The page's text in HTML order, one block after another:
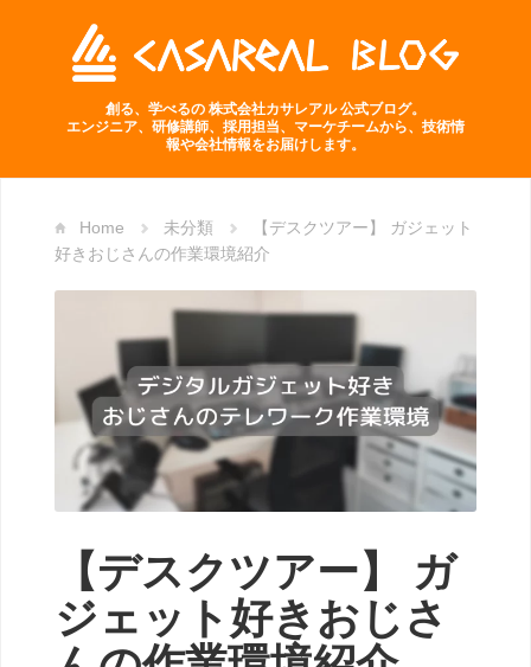
創る、学べるの 株式会社カサレアル 公式ブログ。
エンジニア、研修講師、採用担当、マーケチームから、技術情
報や会社情報をお届けします。
Home 未分類
【デスクツアー】 ガジェット
好きおじさんの作業環境紹介
【デスクツアー】 ガ
ジェット好きおじさ